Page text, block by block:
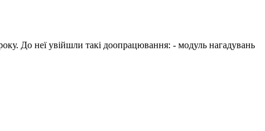
До неї увійшли такі доопрацювання: - модуль нагадувань